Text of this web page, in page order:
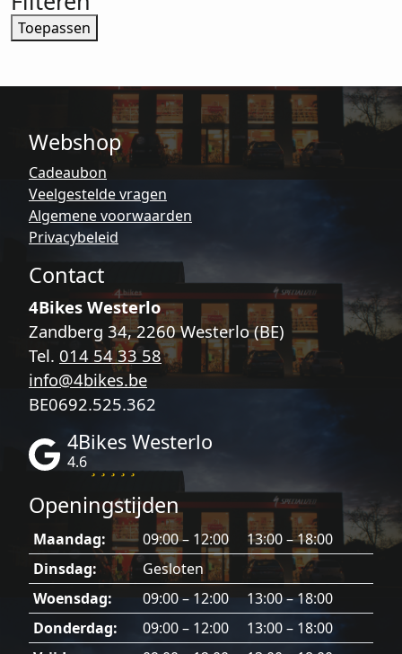
Toepassen
Webshop
Cadeaubon
Veelgestelde vragen
Algemene voorwaarden
Privacybeleid
Contact
4Bikes Westerlo
Zandberg 34, 2260 Westerlo (BE)
Tel. 014 54 33 58
info@4bikes.be
BE0692.525.362
4Bikes Westerlo
4.6
Openingstijden
Maandag:
09:00 – 12:00 13:00 – 18:00
Dinsdag:
Gesloten
Woensdag:
09:00 – 12:00 13:00 – 18:00
Donderdag:
09:00 – 12:00 13:00 – 18:00